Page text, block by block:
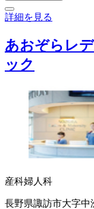
詳細を見る
あおぞらレ
ック
産科婦人科
長野県諏訪市大字中